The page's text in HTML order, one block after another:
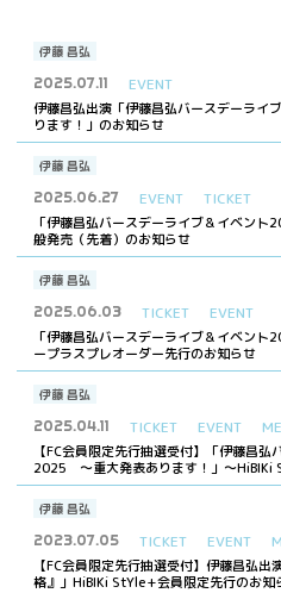
伊藤 昌弘
2025.07.11 EVENT
伊藤昌弘出演「伊藤昌弘バースデーラ
ります！」のお知らせ
伊藤 昌弘
2025.06.27 EVENT TICKET
「伊藤昌弘バースデーライブ＆イベン
般発売（先着）のお知らせ
伊藤 昌弘
2025.06.03 TICKET EVENT
「伊藤昌弘バースデーライブ＆イベン
ープラスプレオーダー先行のお知らせ
伊藤 昌弘
2025.04.11 TICKET EVENT
【FC会員限定先行抽選受付】「伊藤昌
2025 〜重大発表あります！」〜HiBIKi
伊藤 昌弘
2023.07.05 TICKET EVENT
【FC会員限定先行抽選受付】伊藤昌弘
格』」HiBIKi StYle+会員限定先行のお知